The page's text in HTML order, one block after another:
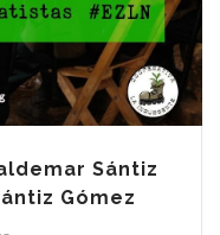
Sántiz
Gómez